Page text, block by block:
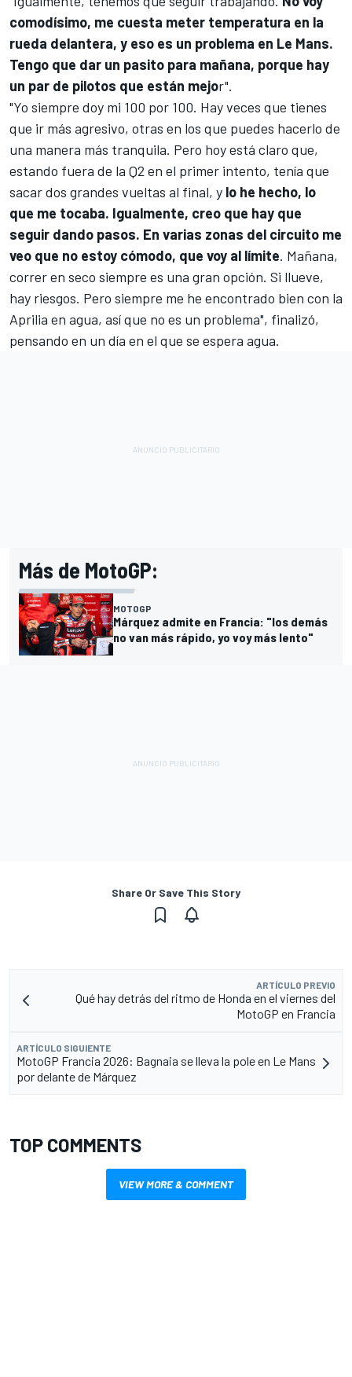
comodísimo, me cuesta meter temperatura en la
rueda delantera, y eso es un problema en Le Mans.
Tengo que dar un pasito para mañana, porque hay
un par de pilotos que están mejor".
"Yo siempre doy mi 100 por 100. Hay veces que tienes
que ir más agresivo, otras en los que puedes hacerlo de
una manera más tranquila. Pero hoy está claro que,
estando fuera de la Q2 en el primer intento, tenía que
sacar dos grandes vueltas al final, y lo he hecho, lo
que me tocaba. Igualmente, creo que hay que
seguir dando pasos. En varias zonas del circuito me
veo que no estoy cómodo, que voy al límite. Mañana,
correr en seco siempre es una gran opción. Si llueve,
hay riesgos. Pero siempre me he encontrado bien con la
Aprilia en agua, así que no es un problema", finalizó,
pensando en un día en el que se espera agua.
Más de MotoGP:
MOTOGP
Márquez admite en Francia: "los demás
no van más rápido, yo voy más lento"
Share Or Save This Story
ARTÍCULO PREVIO
Qué hay detrás del ritmo de Honda en el viernes del
MotoGP en Francia
ARTÍCULO SIGUIENTE
MotoGP Francia 2026: Bagnaia se lleva la pole en Le Mans
por delante de Márquez
TOP COMMENTS
VIEW MORE & COMMENT